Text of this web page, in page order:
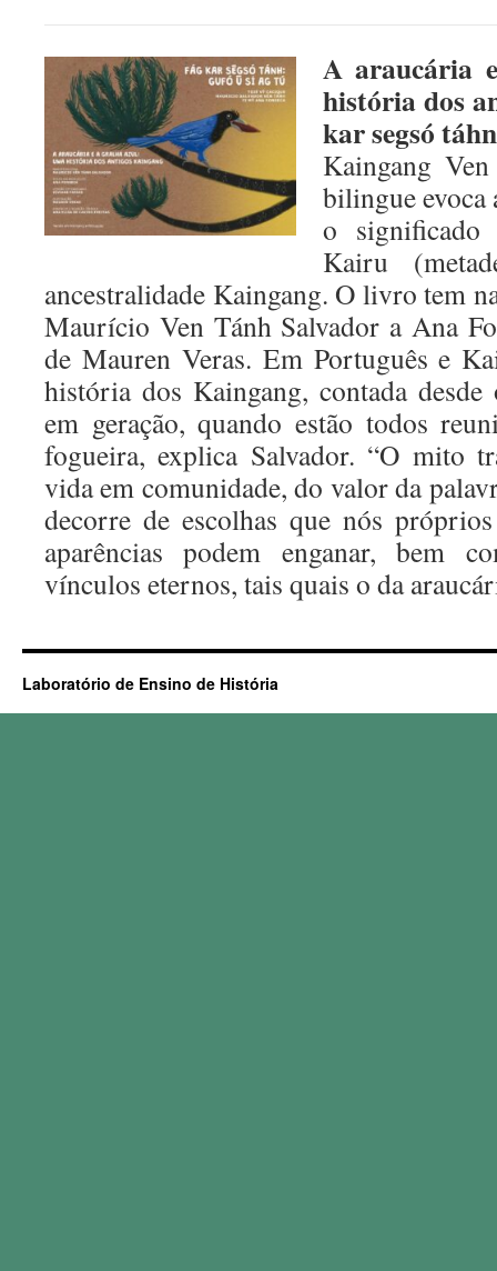
A araucária
história dos
kar segsó
Kaingang
bilingue evoca
o significado
Kairu
ancestralidade Kaingang. O livro tem
Maurício Ven Tánh Salvador a Ana
de Mauren Veras. Em Português e
história dos Kaingang, contada desde
em geração, quando estão todos
fogueira, explica Salvador. “O mito
vida em comunidade, do valor da
decorre de escolhas que nós
aparências podem enganar, bem
vínculos eternos, tais quais o da
Laboratório de Ensino de História